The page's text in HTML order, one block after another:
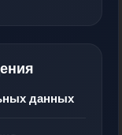
данных